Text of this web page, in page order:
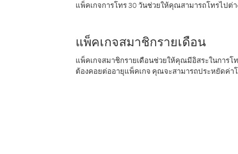
แพ็คเกจการโทร 30 วันช่วยให้คุณสามารถโทรไปต่
แพ็คเกจสมาชิกรายเดือน
แพ็คเกจสมาชิกรายเดือนช่วยให้คุณมีอิสระในการ
ต้องคอยต่ออายุแพ็คเกจ คุณจะสามารถประหยัดค่